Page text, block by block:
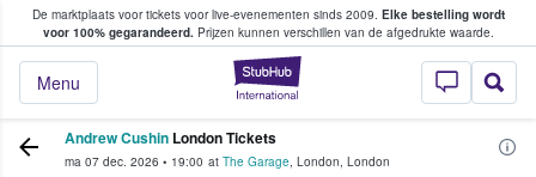
De marktplaats voor tickets voor live-evenementen sinds 2009. Elke bestelling wordt
voor 100% gegarandeerd.Prijzen kunnen verschillen van de afgedrukte waarde.
StubHub: waar
Menu
tickets kopen en verkopen
Andrew Cushin London Tickets
ma 07 dec. 2026 • 19:00 at The Garage, London, London